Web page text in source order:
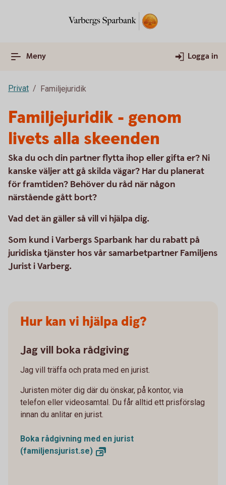
Meny Logga in
Privat Familjejuridik
Familjejuridik - genom
livets alla skeenden
Ska du och din partner flytta ihop eller gifta er? Ni
kanske väljer att gå skilda vägar? Har du planerat
för framtiden? Behöver du råd när någon
närstående gått bort?
Vad det än gäller så vill vi hjälpa dig.
Som kund i Varbergs Sparbank har du rabatt på
juridiska tjänster hos vår samarbetpartner Familjens
Jurist i Varberg.
Hur kan vi hjälpa dig?
Jag vill boka rådgiving
Jag vill träffa och prata med en jurist.
Juristen möter dig där du önskar, på kontor, via
telefon eller videosamtal. Du får alltid ett prisförslag
innan du anlitar en jurist.
Boka rådgivning med en jurist
(familjensjurist.se)